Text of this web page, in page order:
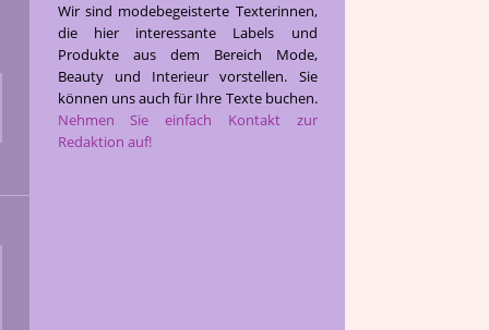
Wir sind modebegeisterte Texterinnen,
die hier interessante Labels und
Produkte aus dem Bereich Mode,
Beauty und Interieur vorstellen. Sie
können uns auch für Ihre Texte buchen.
Nehmen Sie einfach Kontakt zur
Redaktion auf!